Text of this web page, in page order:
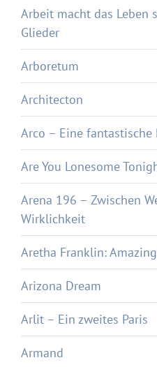
Arbeit macht das Leben
Glieder
Arboretum
Architecton
Arco – Eine fantastische
Are You Lonesome
Arena 196 – Zwischen
Wirklichkeit
Aretha Franklin:
Arizona Dream
Arlit – Ein zweites Paris
Armand